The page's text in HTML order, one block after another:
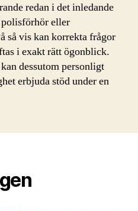
redan i det inledande
eller
så vis kan korrekta frågor
i exakt rätt ögonblick.
dessutom personligt
erbjuda stöd under en